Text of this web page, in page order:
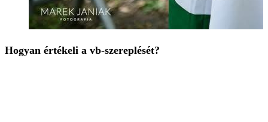
Hogyan értékeli a vb-szereplését?